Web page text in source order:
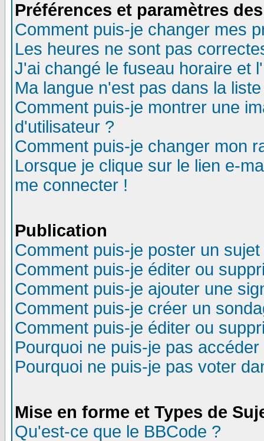
Préférences et paramètres
Comment puis-je changer mes
Les heures ne sont pas
J'ai changé le fuseau horaire et
Ma langue n'est pas dans la
Comment puis-je montrer une
d'utilisateur ?
Comment puis-je changer mon
Lorsque je clique sur le lien e-
me connecter !
Publication
Comment puis-je poster un
Comment puis-je éditer ou
Comment puis-je ajouter une
Comment puis-je créer un
Comment puis-je éditer ou
Pourquoi ne puis-je pas
Pourquoi ne puis-je pas voter
Mise en forme et Types de
Qu'est-ce que le BBCode ?